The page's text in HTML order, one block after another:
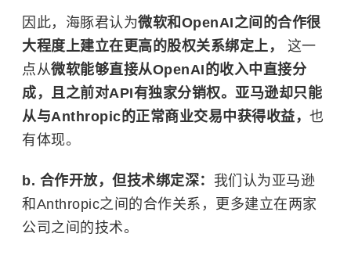
因此，海豚君认为微软和OpenAI之间的合作很
大程度上建立在更高的股权关系绑定上，
这一
点从微软能够直接从OpenAI的收入中直接分
成，且之前对API有独家分销权。亚马逊却只能
从与Anthropic的正常商业交易中获得收益， 也
有体现。
b. 合作开放，但技术绑定深： 我们认为亚马逊
和Anthropic之间的合作关系，更多建立在两家
公司之间的技术。